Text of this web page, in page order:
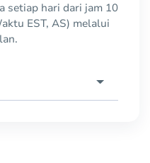
setiap hari dari jam 10
EST, AS) melalui